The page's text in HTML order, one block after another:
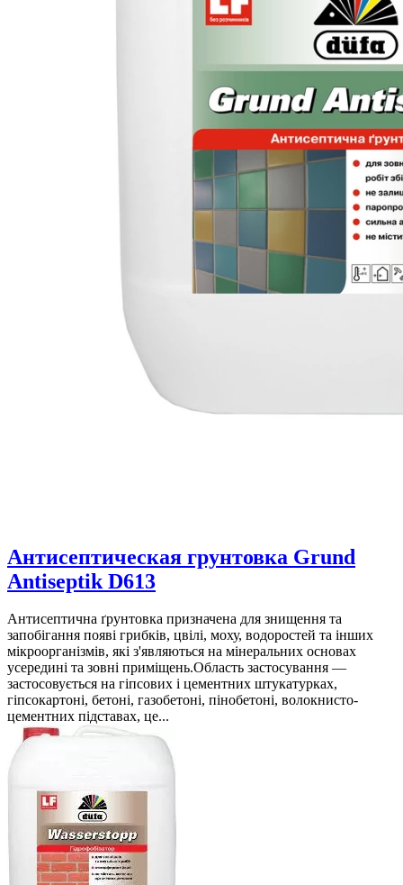
Антисептическая грунтовка Grund
Antiseptik D613
Антисептична ґрунтовка призначена для знищення та
запобігання появі грибків, цвілі, моху, водоростей та інших
мікроорганізмів, які з'являються на мінеральних основах
усередині та зовні приміщень.Область застосування —
застосовується на гіпсових і цементних штукатурках,
гіпсокартоні, бетоні, газобетоні, пінобетоні, волокнисто-
цементних підставах, це...